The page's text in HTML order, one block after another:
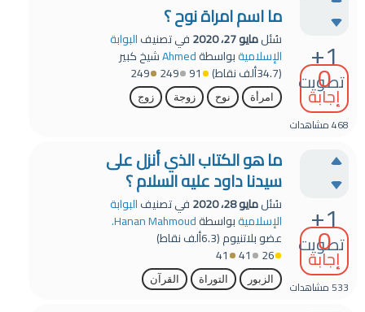
+1
تصويت
0
إجابة
468مشاهدات
ما اسم امراة نوح ؟
سُئلمايو 27، 2020 في تصنيفالبوابة
الإسلاميةبواسطةAhmedشيخ كبير
(34.7ألف نقاط) 91
249
249
امرأة نوح زوجة زوج
+1
تصويت
0
إجابة
533مشاهدات
ما هو الكتاب الذي أنزل على
سيدنا داود عليه السلام ؟
سُئلمايو 28، 2020 في تصنيفالبوابة
الإسلاميةبواسطةHanan Mahmoud.
عضو بلاتنيوم(6.3ألف
نقاط)
26
41
41
الزبور التوراة القرآن